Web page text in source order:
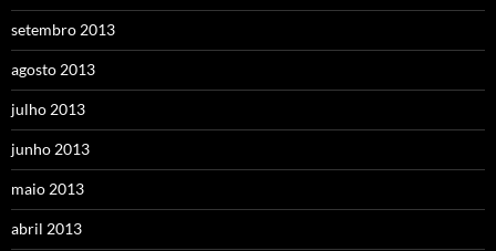
setembro 2013
agosto 2013
julho 2013
junho 2013
maio 2013
abril 2013